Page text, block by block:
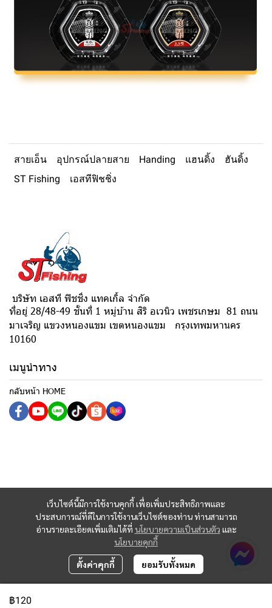
สายเอ็น อุปกรณ์ปลายสาย Handing แฮนดิ้ง
ฮันดิ้ง
ST Fishing
เอสทีฟิชชิ่ง
฿120
เว็บไซต์นี้มีการใช้งานคุกกี้ เพื่อเพิ่มประสิทธิภาพและ
ประสบการณ์ที่ดีในการใช้งานเว็บไซต์ของท่าน ท่านสามารถ
อ่านรายละเอียดเพิ่มเติมได้ที่ นโยบายความเป็นส่วนตัว และ
นโยบายคุกกี้
ตั้งค่าคุกกี้ ยอมรับทั้งหมด
บริษัท เอสที ฟิชชิ่ง แทคเกิ้ล จำกัด
ที่อยู่ 28/48-49 ชั้นที่ 1 หมู่บ้าน สิริ อเวนิว เพชรเกษม 81 ถนน
มาเจริญ แขวงหนองแขม เขตหนองแขม กรุงเทพมหานคร
10160
เมนูนำทาง
กลับหน้า HOME